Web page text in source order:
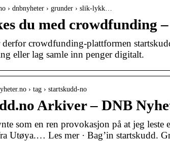
› dnbnyheter › grunder › slik-lykk…
du med crowdfunding
crowdfunding-plattformen
eller lag samle inn penger digitalt.
› tag › startskudd-no
Arkiver – DNB
som en ren provokasjon på at jeg leste
Utøya.… Les mer · Bag’in startskudd.